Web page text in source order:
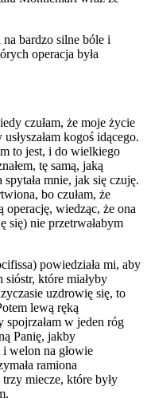
na bardzo silne bóle i
operacja była
czułam, że moje życie
kogoś idącego.
to jest, i do wielkiego
tę samą, jaką
mnie, jak się czuję.
bo czułam, że
operację, wiedząc, że ona
się) nie przetrwałabym
powiedziała mi, aby
sióstr, które miałyby
uzdrowię się, to
lewą ręką
spojrzałam w jeden róg
Panię, jakby
welon na głowie
ramiona
miecze, które były